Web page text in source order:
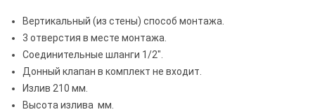
Вертикальный (из стены) способ монтажа.
3 отверстия в месте монтажа.
Соединительные шланги 1/2".
Донный клапан в комплект не входит.
Излив 210 мм.
Высота излива мм.